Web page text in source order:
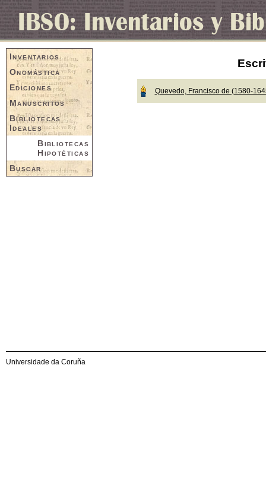
Inventarios
Onomástica
Ediciones
Manuscritos
Bibliotecas
Ideales
Bibliotecas
Hipotéticas
Buscar
Quevedo, Francisco de (1580-
Universidade da Coruña